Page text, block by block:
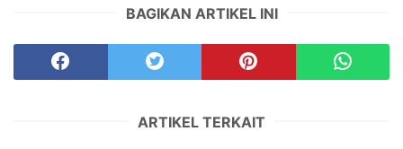
BAGIKAN ARTIKEL INI
ARTIKEL TERKAIT